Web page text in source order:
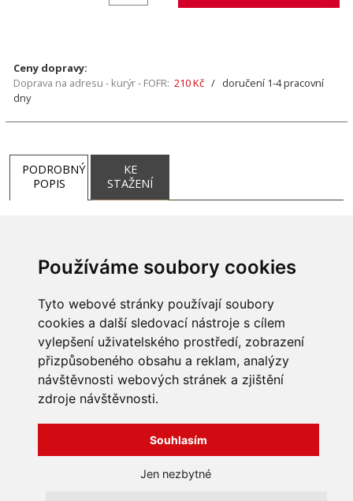
Používáme soubory cookies
Tyto webové stránky používají soubory
cookies a další sledovací nástroje s cílem
vylepšení uživatelského prostředí, zobrazení
přizpůsobeného obsahu a reklam, analýzy
návštěvnosti webových stránek a zjištění
zdroje návštěvnosti.
Souhlasím
Jen nezbytné
Ceny dopravy:
Doprava na adresu - kurýr - FOFR: 210 Kč / doručení 1-4 pracovní
dny
PODROBNÝ
POPIS
KE
STAŽENÍ
INFORMACE
Obchodní podmínky
Zpracování a ochrana
osobních údajů
O nás
Všechna práva vyhrazena